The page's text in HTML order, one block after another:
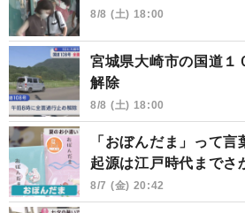
8/8 (土) 18:00
宮城県大崎市の国道
解除
8/8 (土) 18:00
「おぼんだま」って
起源は江戸時代までさ
8/7 (金) 20:42